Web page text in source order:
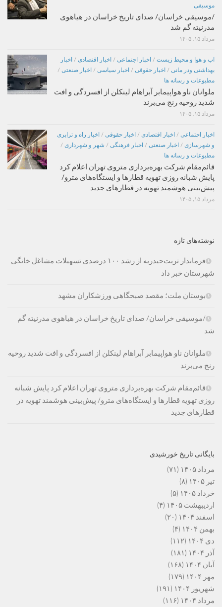
موسیقی
/موسیقی خراسان/ صدای تاریخ خراسان در هیاهوی
مدرنیته گم شد
مرداد ۱۵, ۱۴۰۵
اب و هوا و محیط زیست / اخبار اجتماعی / اخبار اقتصادی / اخبار
بهداشتی ودر مانی / اخبار حقوقی / اخبار سیاسی / اخبار صنعتی /
مطبوعات و رسانه ها
ملوانان ناو هواپیمابر آبراهام لینکلن از افسردگی و افت
شدید روحیه رنج می‌برند
مرداد ۱۵, ۱۴۰۵
اخبار اجتماعی / اخبار اقتصادی / اخبار حقوقی / اخبار راه و ترابری
و شهرسازی / اخبار صنعتی / اخبار فرهنگی / شهر و شهرداری /
مطبوعات و رسانه ها
قائم‌مقام شرکت بهره‌برداری متروی تهران اعلام کرد
پایش شبانه روزی تهویه قطارها و ایستگاه‌های مترو/
پیش‌بینی هوشمند تهویه در قطارهای جدید
مرداد ۱۵, ۱۴۰۵
نوشته‌های تازه
فرماندار تربت‌حیدریه از رشد ۱۰۰ درصدی تسهیلات مشاغل خانگی
شهرستان خبر داد
بوستان ملت؛ مقصد صبحگاهی ورزشکاران مشهد
/موسیقی خراسان/ صدای تاریخ خراسان در هیاهوی مدرنیته گم
شد
ملوانان ناو هواپیمابر آبراهام لینکلن از افسردگی و افت شدید روحیه
رنج می‌برند
قائم‌مقام شرکت بهره‌برداری متروی تهران اعلام کرد پایش شبانه
روزی تهویه قطارها و ایستگاه‌های مترو/ پیش‌بینی هوشمند تهویه در
قطارهای جدید
بایگانی تاریخ خورشیدی
مرداد ۱۴۰۵
(۷۱)
تیر ۱۴۰۵
(۸)
خرداد ۱۴۰۵
(۵)
اردیبهشت ۱۴۰۵
(۴)
اسفند ۱۴۰۴
(۲۰)
بهمن ۱۴۰۴
(۴)
دی ۱۴۰۴
(۱۱۲)
آذر ۱۴۰۴
(۱۸۱)
آبان ۱۴۰۴
(۱۶۸)
مهر ۱۴۰۴
(۱۷۹)
شهریور ۱۴۰۴
(۱۹۱)
مرداد ۱۴۰۴
(۱۱۶)